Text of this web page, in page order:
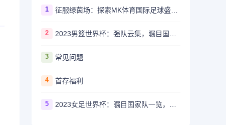
1 征服绿茵场：探索MK体育国际足球盛事的辉煌传奇
2
3 常见问题
4 首存福利
5